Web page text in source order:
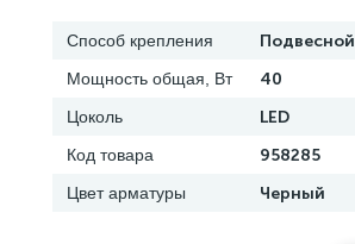
Способ крепления Подвесной
Мощность общая, Вт 40
Цоколь LED
Код товара 958285
Цвет арматуры Черный